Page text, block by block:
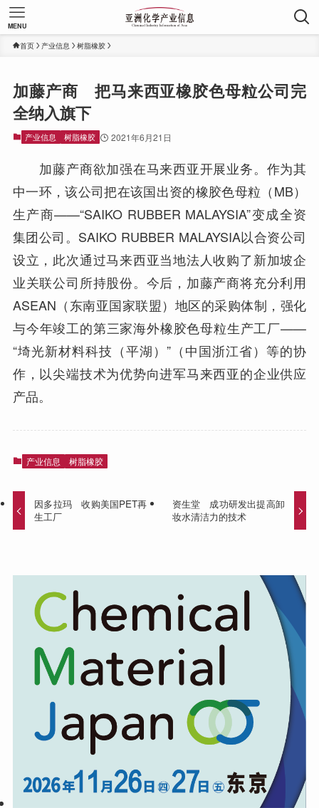
MENU
首页 产业信息 树脂橡胶
加藤产商 把马来西亚橡胶色母粒公司完
全纳入旗下
产业信息 树脂橡胶 2021年6月21日
加藤产商欲加强在马来西亚开展业务。作为其
中一环，该公司把在该国出资的橡胶色母粒（MB）
生产商——“SAIKO RUBBER MALAYSIA”变成全资
集团公司。SAIKO RUBBER MALAYSIA以合资公司
设立，此次通过马来西亚当地法人收购了新加坡企
业关联公司所持股份。今后，加藤产商将充分利用
ASEAN（东南亚国家联盟）地区的采购体制，强化
与今年竣工的第三家海外橡胶色母粒生产工厂——
“埼光新材料科技（平湖）”（中国浙江省）等的协
作，以尖端技术为优势向进军马来西亚的企业供应
产品。
产业信息 树脂橡胶
因多拉玛 收购美国PET再
生工厂
资生堂 成功研发出提高卸
妆水清洁力的技术